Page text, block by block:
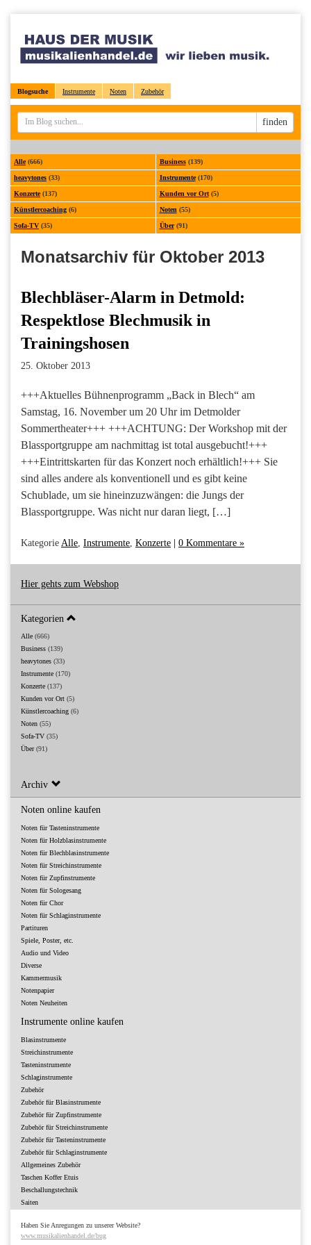
Blogsuche Instrumente Noten Zubehör
Sucheingabe
finden
Alle(666) Business(139)
heavytones (33) Instrumente(170)
Konzerte(137) Kunden vor Ort(5)
Künstlercoaching (6) Noten (55)
Sofa-TV (35) Über(91)
Monatsarchiv für Oktober 2013
Blechbläser-Alarm in Detmold:
Respektlose Blechmusik in
Trainingshosen
25. Oktober 2013
+++Aktuelles Bühnenprogramm „Back in Blech“ am
Samstag, 16. November um 20 Uhr im Detmolder
Sommertheater+++ +++ACHTUNG: Der Workshop mit der
Blassportgruppe am nachmittag ist total ausgebucht!+++
+++Eintrittskarten für das Konzert noch erhältlich!+++ Sie
sind alles andere als konventionell und es gibt keine
Schublade, um sie hineinzuzwängen: die Jungs der
Blassportgruppe. Was nicht nur daran liegt, […]
Kategorie Alle Instrumente Konzerte 0 Kommentare »
Hier gehts zum Webshop
Kategorien
Alle (666)
Business (139)
heavytones (33)
Instrumente (170)
Konzerte (137)
Kunden vor Ort (5)
Künstlercoaching (6)
Noten (55)
Sofa-TV (35)
Über(91)
Archiv
Noten online kaufen
Noten für Tasteninstrumente
Noten für Holzblasinstrumente
Noten für Blechblasinstrumente
Noten für Streichinstrumente
Noten für Zupfinstrumente
Noten für Sologesang
Noten für Chor
Noten für Schlaginstrumente
Partituren
Spiele, Poster, etc.
Audio und Video
Diverse
Kammermusik
Notenpapier
Noten Neuheiten
Instrumente online kaufen
Blasinstrumente
Streichinstrumente
Tasteninstrumente
Schlaginstrumente
Zubehör
Zubehör für Blasinstrumente
Zubehör für Zupfinstrumente
Zubehör für Streichinstrumente
Zubehör für Tasteninstrumente
Zubehör für Schlaginstrumente
Allgemeines Zubehör
Taschen Koffer Etuis
Beschallungstechnik
Saiten
Haben Sie Anregungen zu unserer Website?
www.musikalienhandel.de/bug